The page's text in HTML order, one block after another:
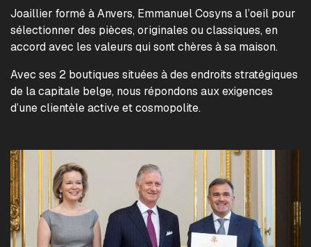
Joaillier formé à Anvers, Emmanuel Cosyns a l’oeil pour
sélectionner des pièces, originales ou classiques, en
accord avec les valeurs qui sont chères à sa maison.
Avec ses 2 boutiques situées à des endroits stratégiques
de la capitale belge, nous répondons aux exigences
d’une clientèle active et cosmopolite.